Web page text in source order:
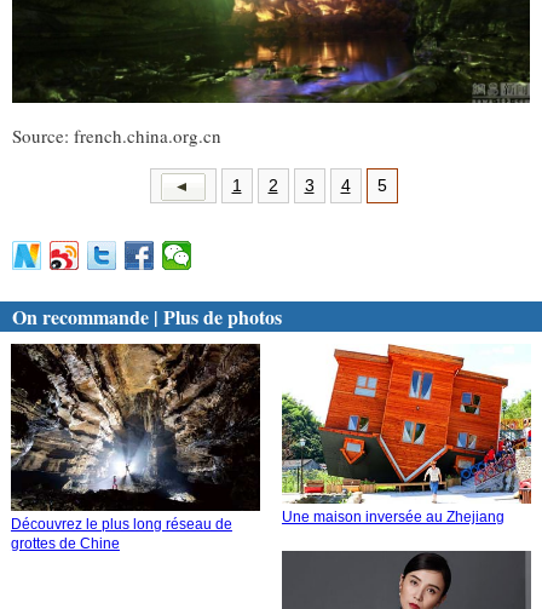
Source: french.china.org.cn
1 2 3 4 5
On recommande | Plus de photos
Découvrez le plus long réseau de
grottes de Chine
Une maison inversée au Zhejiang